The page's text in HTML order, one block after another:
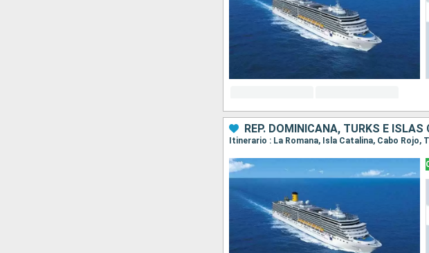
REP. DOMINICANA, TURKS E ISLAS
Itinerario : La Romana, Isla Catalina, Cabo